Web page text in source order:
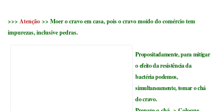
>>> Atenção >> Moer o cravo em casa, pois o cravo moído do comércio tem
impurezas, inclusive pedras.
Propositadamente, para mitigar
o efeito da resistência da
bactéria podemos,
simultaneamente, tomar o chá
do cravo.